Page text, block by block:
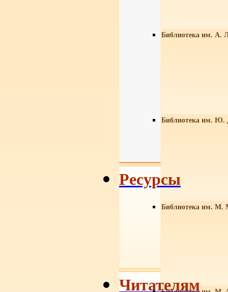
Библиотека им. А.
Библиотека им. Ю.
Библиотека им. М.
Ресурсы
Читателям